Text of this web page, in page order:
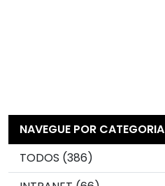
NAVEGUE POR CATEGORIA
TODOS (386)